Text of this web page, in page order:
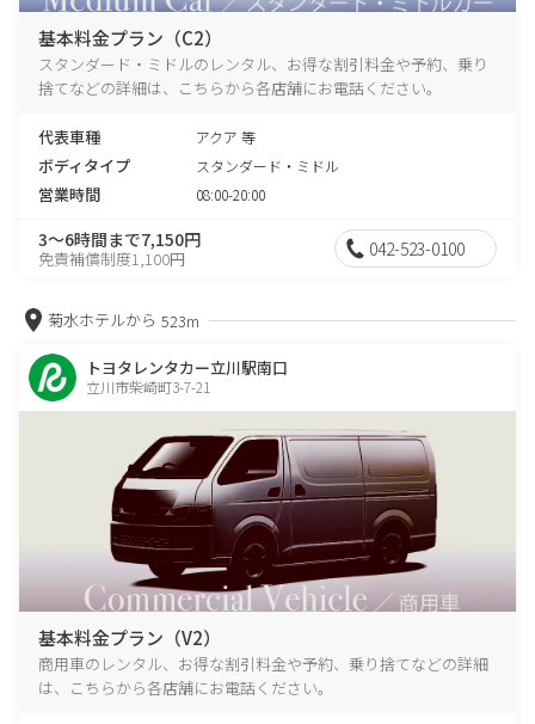
基本料金プラン（C2）
スタンダード・ミドルのレンタル、お得な割引料金や予約、乗り
捨てなどの詳細は、こちらから各店舗にお電話ください。
代表車種 アクア 等
ボディタイプ スタンダード・ミドル
営業時間 08:00-20:00
3～6時間まで7,150円
免責補償制度1,100円 042-523-0100
菊水ホテルから 523m
トヨタレンタカー立川駅南口
立川市柴崎町3-7-21
基本料金プラン（V2）
商用車のレンタル、お得な割引料金や予約、乗り捨てなどの詳細
は、こちらから各店舗にお電話ください。